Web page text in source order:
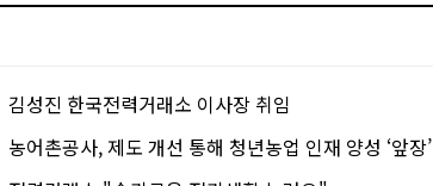
김성진 한국전력거래소 이사장 취임
농어촌공사, 제도 개선 통해 청년농업 인재 양성 ‘앞장’